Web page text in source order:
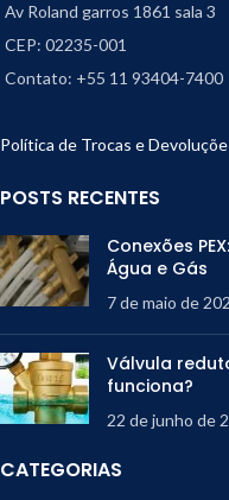
Av Roland garros 1861 sala 3
CEP: 02235-001
Contato: +55 11 93404-7400
Política de Trocas e
POSTS RECENTES
Conexões
Água e Gás
7 de maio de
Válvula
funciona?
22 de junho de
CATEGORIAS